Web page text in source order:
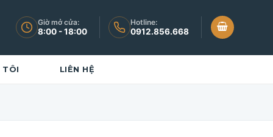
Giờ mở cửa:
8:00 - 18:00
Hotline:
0912.856.668
TÔI LIÊN HỆ